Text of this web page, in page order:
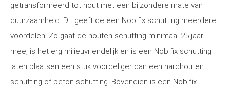
getransformeerd tot hout met een bijzondere mate van
duurzaamheid. Dit geeft de een Nobifix schutting meerdere
voordelen. Zo gaat de houten schutting minimaal 25 jaar
mee, is het erg milieuvriendelijk en is een Nobifix schutting
laten plaatsen een stuk voordeliger dan een hardhouten
schutting of beton schutting. Bovendien is een Nobifix